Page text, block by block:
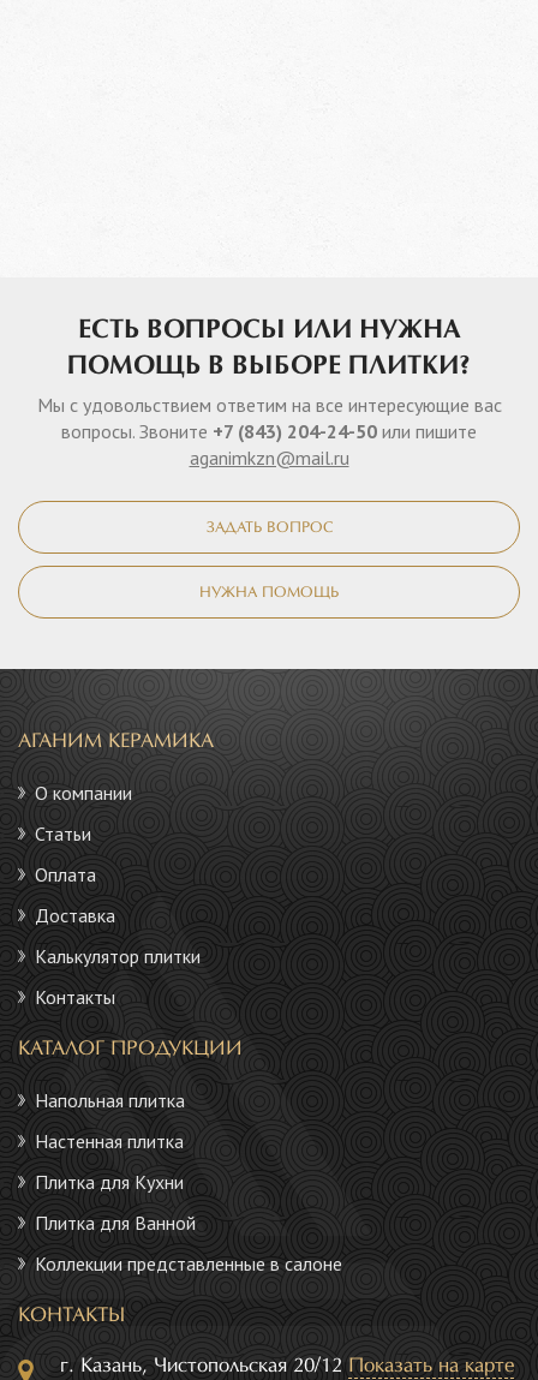
ЕСТЬ ВОПРОСЫ ИЛИ НУЖНА
ПОМОЩЬ В ВЫБОРЕ ПЛИТКИ?
Мы с удовольствием ответим на все интересующие вас
вопросы. Звоните +7 (843) 204-24-50 или пишите
aganimkzn@mail.ru
ЗАДАТЬ ВОПРОС
НУЖНА ПОМОЩЬ
АГАНИМ КЕРАМИКА
О компании
Статьи
Оплата
Доставка
Калькулятор плитки
Контакты
КАТАЛОГ ПРОДУКЦИИ
Напольная плитка
Настенная плитка
Плитка для Кухни
Плитка для Ванной
Коллекции представленные в салоне
КОНТАКТЫ
г. Казань, Чистопольская 20/12 Показать на карте